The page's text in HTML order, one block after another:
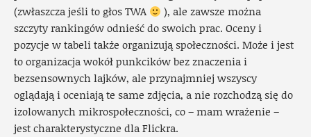
(zwłaszcza jeśli to głos TWA
), ale zawsze można
szczyty rankingów odnieść do swoich prac. Oceny i
pozycje w tabeli także organizują społeczności. Może i jest
to organizacja wokół punkcików bez znaczenia i
bezsensownych lajków, ale przynajmniej wszyscy
oglądają i oceniają te same zdjęcia, a nie rozchodzą się do
izolowanych mikrospołeczności, co – mam wrażenie –
jest charakterystyczne dla Flickra.